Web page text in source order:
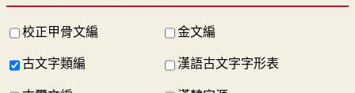
校正甲骨文編 金文編
古文字類編 漢語古文字字形表